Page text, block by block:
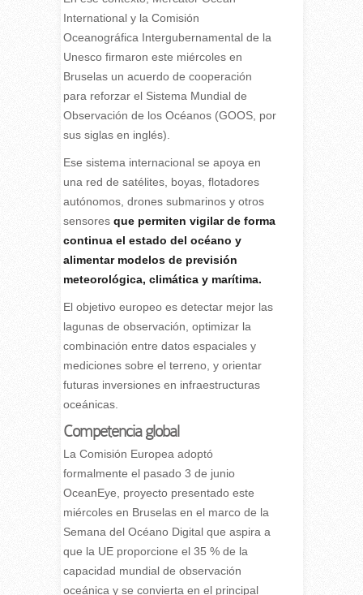
International y la Comisión
Oceanográfica Intergubernamental de la
Unesco firmaron este miércoles en
Bruselas un acuerdo de cooperación
para reforzar el Sistema Mundial de
Observación de los Océanos (GOOS, por
sus siglas en inglés).
Ese sistema internacional se apoya en
una red de satélites, boyas, flotadores
autónomos, drones submarinos y otros
sensores que permiten vigilar de forma
continua el estado del océano y
alimentar modelos de previsión
meteorológica, climática y marítima.
El objetivo europeo es detectar mejor las
lagunas de observación, optimizar la
combinación entre datos espaciales y
mediciones sobre el terreno, y orientar
futuras inversiones en infraestructuras
oceánicas.
Competencia global
La Comisión Europea adoptó
formalmente el pasado 3 de junio
OceanEye, proyecto presentado este
miércoles en Bruselas en el marco de la
Semana del Océano Digital que aspira a
que la UE proporcione el 35 % de la
capacidad mundial de observación
oceánica y se convierta en el principal